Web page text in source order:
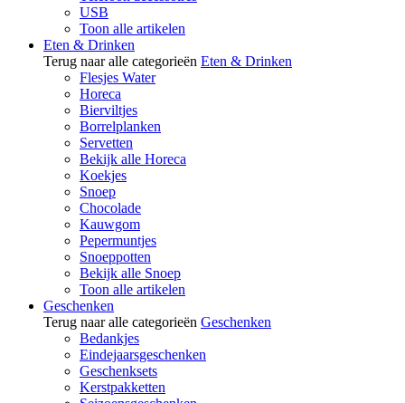
USB
Toon alle artikelen
Eten & Drinken
Terug naar alle categorieën Eten & Drinken
Flesjes Water
Horeca
Bierviltjes
Borrelplanken
Servetten
Bekijk alle Horeca
Koekjes
Snoep
Chocolade
Kauwgom
Pepermuntjes
Snoeppotten
Bekijk alle Snoep
Toon alle artikelen
Geschenken
Terug naar alle categorieën Geschenken
Bedankjes
Eindejaarsgeschenken
Geschenksets
Kerstpakketten